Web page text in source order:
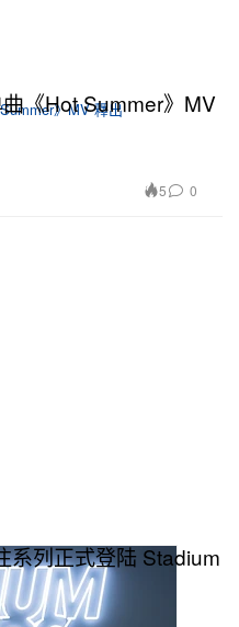
《Hot Summer》MV
5 0
系列正式登陆 Stadium